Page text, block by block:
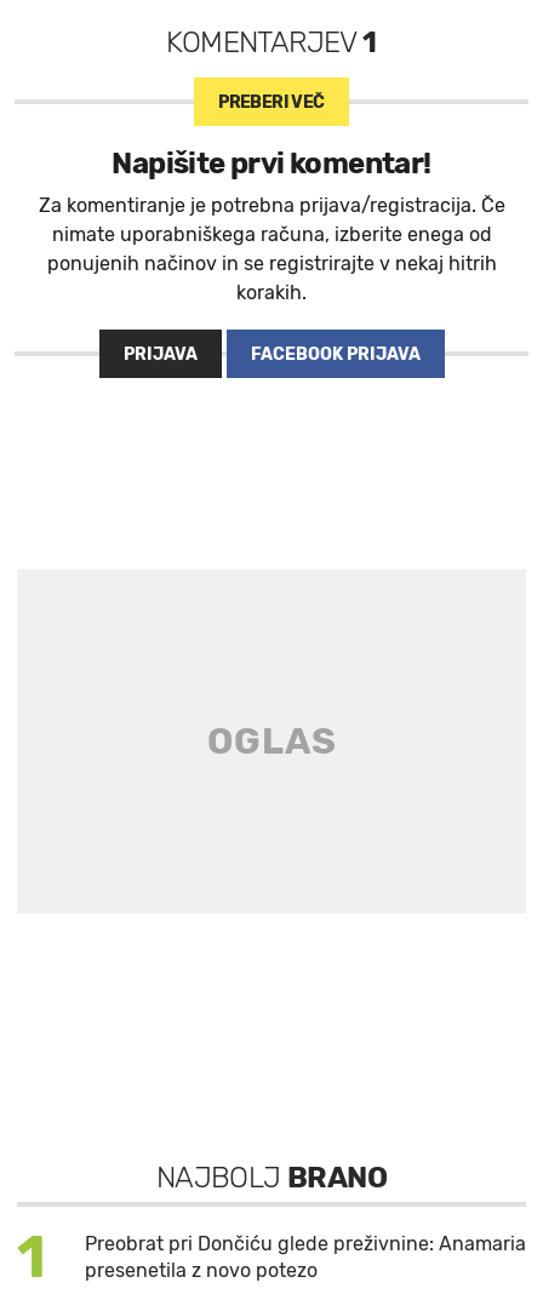
KOMENTARJEV1
PREBERI VEČ
Napišite prvi komentar!
Za komentiranje je potrebna prijava/registracija. Če
nimate uporabniškega računa, izberite enega od
ponujenih načinov in se registrirajte v nekaj hitrih
korakih.
PRIJAVA FACEBOOK PRIJAVA
NAJBOLJ BRANO
1
Preobrat pri Dončiću glede preživnine: Anamaria
presenetila z novo potezo